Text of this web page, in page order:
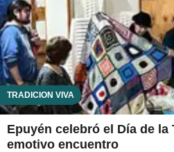
TRADICIÓN VIVA
Epuyén celebró el Día de la
emotivo encuentro